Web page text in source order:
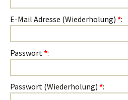
E-Mail Adresse (Wiederholung) *:
Passwort *:
Passwort (Wiederholung) *: